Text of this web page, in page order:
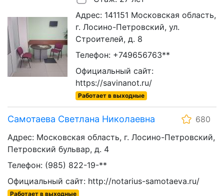
Адрес: 141151 Московская область,
г. Лосино-Петровский, ул.
Строителей, д. 8
Телефон: +749656763**
Официальный сайт:
https://savinanot.ru/
Работает в выходные
Самотаева Светлана Николаевна
680
Адрес: Московская область, г. Лосино-Петровский,
Петровский бульвар, д. 4
Телефон: (985) 822-19-**
Официальный сайт: http://notarius-samotaeva.ru/
Работает в выходные